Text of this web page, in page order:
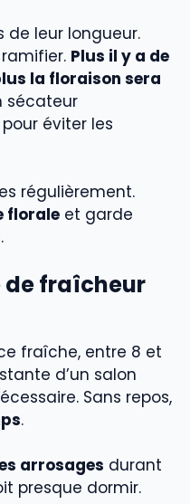
de leur longueur.
Plus il y a de
la floraison sera
sécateur
éviter les
régulièrement.
florale et garde
de fraîcheur
fraîche, entre 8 et
d’un salon
Sans repos,
.
arrosages durant
presque dormir.